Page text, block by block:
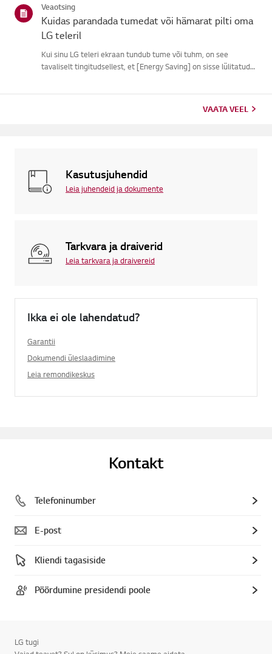
Veaotsing
Kuidas parandada tumedat või hämarat pilti oma
LG teleril
Kui sinu LG teleri ekraan tundub tume või tuhm, on see
tavaliselt tingitudsellest, et [Energy Saving] on sisse lülitatud
VAATA VEEL
Kasutusjuhendid
Leia juhendeid ja dokumente
Tarkvara ja draiverid
Leia tarkvara ja draivereid
Ikka ei ole lahendatud?
Garantii
Dokumendi üleslaadimine
Leia remondikeskus
Kontakt
Telefoninumber
E-post
Kliendi tagasiside
Pöördumine presidendi poole
LG tugi